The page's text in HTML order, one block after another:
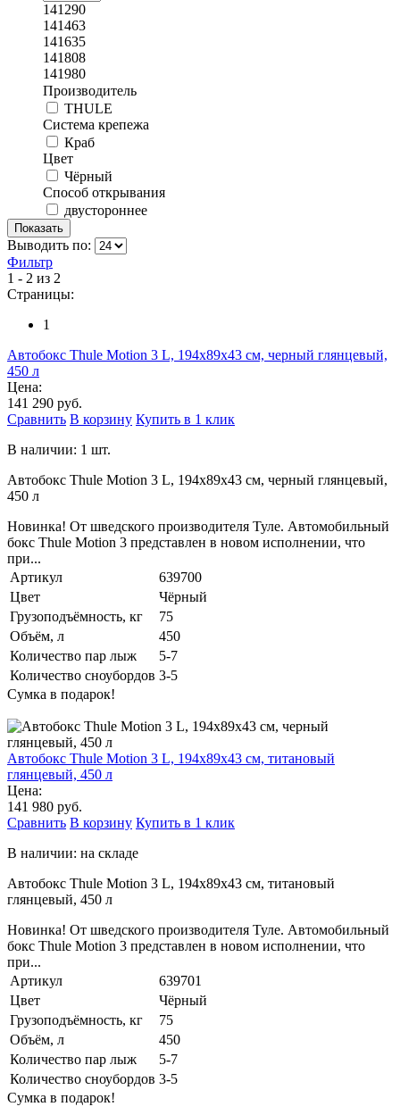
141290
141463
141635
141808
141980
Производитель
THULE
Система крепежа
Краб
Цвет
Чёрный
Способ открывания
двустороннее
Выводить по:
Фильтр
1 - 2 из 2
Страницы:
1
Автобокс Thule Motion 3 L, 194x89x43 см, черный глянцевый,
450 л
Цена:
141 290 руб.
Сравнить В корзину Купить в 1 клик
В наличии: 1 шт.
Автобокс Thule Motion 3 L, 194x89x43 см, черный глянцевый,
450 л
Новинка! От шведского производителя Туле. Автомобильный
бокс Thule Motion 3 представлен в новом исполнении, что
при...
Артикул
639700
Цвет
Чёрный
Грузоподъёмность, кг
75
Объём, л
450
Количество пар лыж
5-7
Количество сноубордов 3-5
Сумка в подарок!
Автобокс Thule Motion 3 L, 194x89x43 см, титановый
глянцевый, 450 л
Цена:
141 980 руб.
Сравнить В корзину Купить в 1 клик
В наличии: на складе
Автобокс Thule Motion 3 L, 194x89x43 см, титановый
глянцевый, 450 л
Новинка! От шведского производителя Туле. Автомобильный
бокс Thule Motion 3 представлен в новом исполнении, что
при...
Артикул
639701
Цвет
Чёрный
Грузоподъёмность, кг
75
Объём, л
450
Количество пар лыж
5-7
Количество сноубордов 3-5
Сумка в подарок!